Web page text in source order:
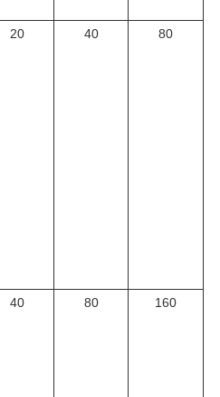
20 40 80
40 80 160